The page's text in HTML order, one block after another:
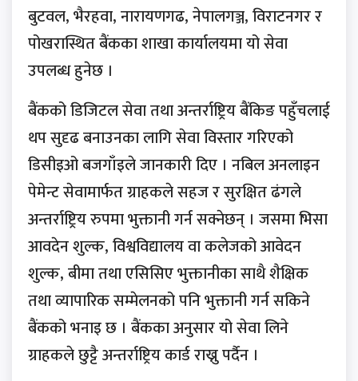
बुटवल, भैरहवा, नारायणगढ, नेपालगञ्ज, विराटनगर र
पोखरास्थित बैंकका शाखा कार्यालयमा यो सेवा
उपलब्ध हुनेछ ।
बैंकको डिजिटल सेवा तथा अन्तर्राष्ट्रिय बैंकिङ पहुँचलाई
थप सुदृढ बनाउनका लागि सेवा विस्तार गरिएको
डिसीइओ बजगाँइले जानकारी दिए । नबिल अनलाइन
पेमेन्ट सेवामार्फत ग्राहकले सहज र सुरक्षित ढंगले
अन्तर्राष्ट्रिय रुपमा भुक्तानी गर्न सक्नेछन् । जसमा भिसा
आवदेन शुल्क, विश्वविद्यालय वा कलेजको आवेदन
शुल्क, बीमा तथा एसिसिए भुक्तानीका साथै शैक्षिक
तथा व्यापारिक सम्मेलनको पनि भुक्तानी गर्न सकिने
बैंकको भनाइ छ । बैंकका अनुसार यो सेवा लिने
ग्राहकले छुट्टै अन्तर्राष्ट्रिय कार्ड राख्नु पर्दैन ।